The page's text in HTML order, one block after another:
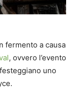
fermento a causa
, ovvero l’evento
uno